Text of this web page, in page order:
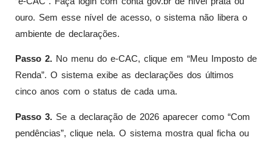
ouro. Sem esse nível de acesso, o sistema não libera o
ambiente de declarações.
Passo 2. No menu do e-CAC, clique em “Meu Imposto de
Renda”. O sistema exibe as declarações dos últimos
cinco anos com o status de cada uma.
Passo 3. Se a declaração de 2026 aparecer como “Com
pendências”, clique nela. O sistema mostra qual ficha ou